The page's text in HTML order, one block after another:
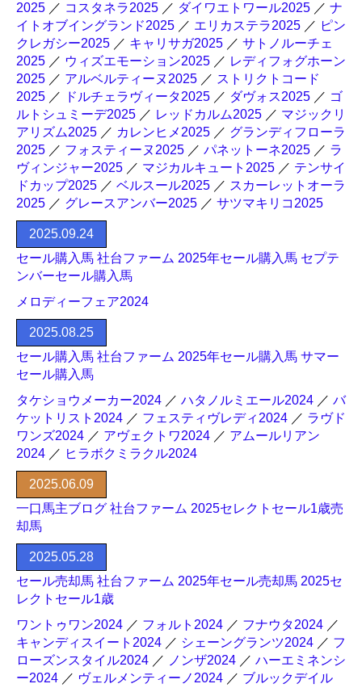
2025 ／ コスタネラ2025 ／ ダイワエトワール2025 ／ ナ
イトオブイングランド2025 ／ エリカステラ2025 ／ ピン
クレガシー2025 ／ キャリサガ2025 ／ サトノルーチェ
2025 ／ ウィズエモーション2025 ／ レディフォグホーン
2025 ／ アルベルティーヌ2025 ／ ストリクトコード
2025 ／ ドルチェラヴィータ2025 ／ ダヴォス2025 ／ ゴ
ルトシュミーデ2025 ／ レッドカルム2025 ／ マジックリ
アリズム2025 ／ カレンヒメ2025 ／ グランディフローラ
2025 ／ フォスティーヌ2025 ／ パネットーネ2025 ／ ラ
ヴィンジャー2025 ／ マジカルキュート2025 ／ テンサイ
ドカップ2025 ／ ベルスール2025 ／ スカーレットオーラ
2025 ／ グレースアンバー2025 ／ サツマキリコ2025
2025.09.24
セール購入馬 社台ファーム 2025年セール購入馬 セプテ
ンバーセール購入馬
メロディーフェア2024
2025.08.25
セール購入馬 社台ファーム 2025年セール購入馬 サマー
セール購入馬
タケショウメーカー2024 ／ ハタノルミエール2024 ／ バ
ケットリスト2024 ／ フェスティヴレディ2024 ／ ラヴド
ワンズ2024 ／ アヴェクトワ2024 ／ アムールリアン
2024 ／ ヒラボクミラクル2024
2025.06.09
一口馬主ブログ 社台ファーム 2025セレクトセール1歳売
却馬
2025.05.28
セール売却馬 社台ファーム 2025年セール売却馬 2025セ
レクトセール1歳
ワントゥワン2024 ／ フォルト2024 ／ フナウタ2024 ／
キャンディスイート2024 ／ シェーングランツ2024 ／ フ
ローズンスタイル2024 ／ ノンザ2024 ／ ハーエミネンシ
ー2024 ／ ヴェルメンティーノ2024 ／ ブルックデイル